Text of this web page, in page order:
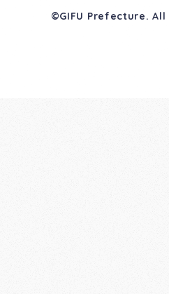
©GIFU Prefecture.